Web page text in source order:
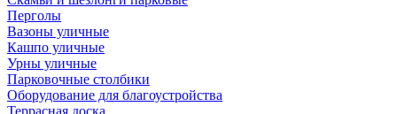
Перголы
Вазоны уличные
Кашпо уличные
Урны уличные
Парковочные столбики
Оборудование для благоустройства
Террасная доска